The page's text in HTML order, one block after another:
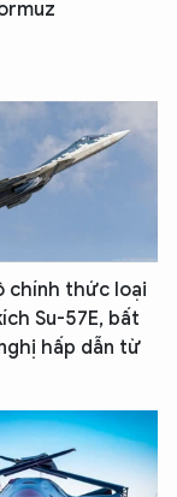
chính thức loại
Su-57E, bất
hấp dẫn từ
về
hỗ trợ!